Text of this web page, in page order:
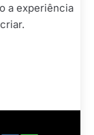
a experiência